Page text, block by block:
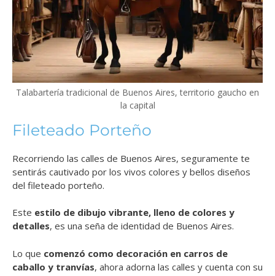
Talabartería tradicional de Buenos Aires, territorio gaucho en
la capital
Fileteado Porteño
Recorriendo las calles de Buenos Aires, seguramente te
sentirás cautivado por los vivos colores y bellos diseños
del fileteado porteño.
Este estilo de dibujo vibrante, lleno de colores y
detalles, es una seña de identidad de Buenos Aires.
Lo que comenzó como decoración en carros de
caballo y tranvías, ahora adorna las calles y cuenta con su